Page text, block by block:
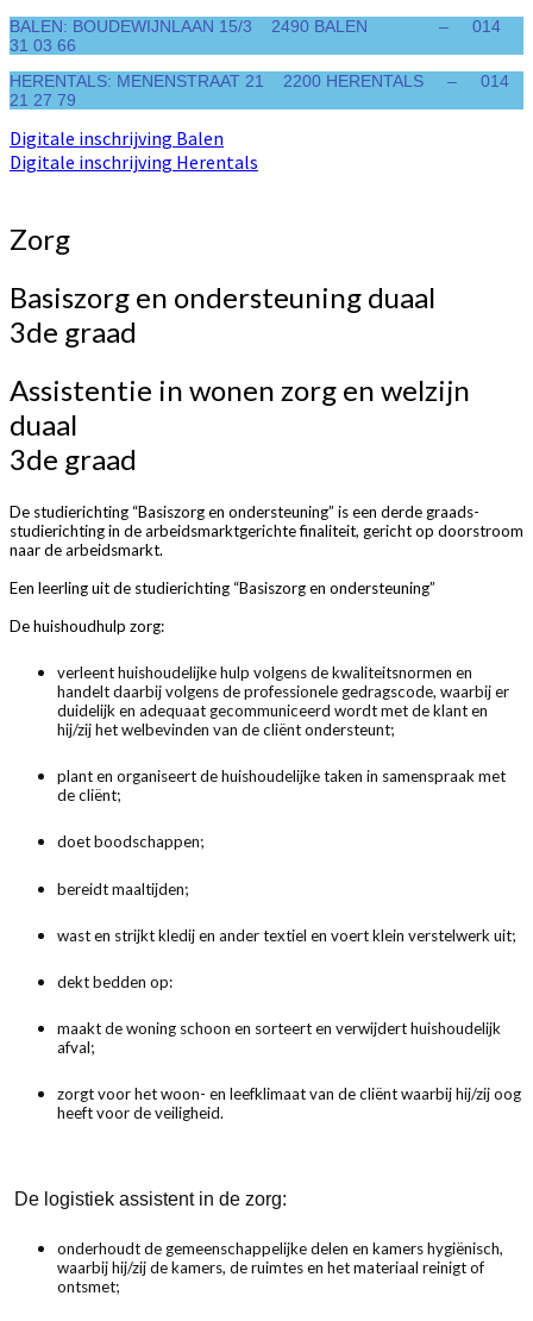
BALEN: BOUDEWIJNLAAN 15/3 2490 BALEN – 014
31 03 66
HERENTALS: MENENSTRAAT 21 2200 HERENTALS – 014
21 27 79
Digitale inschrijving Balen
Digitale inschrijving Herentals
Zorg
Basiszorg en ondersteuning duaal
3de graad
Assistentie in wonen zorg en welzijn
duaal
3de graad
De studierichting “Basiszorg en ondersteuning” is een derde graads-
studierichting in de arbeidsmarktgerichte finaliteit, gericht op doorstroom
naar de arbeidsmarkt.
Een leerling uit de studierichting “Basiszorg en ondersteuning”
De huishoudhulp zorg:
verleent huishoudelijke hulp volgens de kwaliteitsnormen en
handelt daarbij volgens de professionele gedragscode, waarbij er
duidelijk en adequaat gecommuniceerd wordt met de klant en
hij/zij het welbevinden van de cliënt ondersteunt;
plant en organiseert de huishoudelijke taken in samenspraak met
de cliënt;
doet boodschappen;
bereidt maaltijden;
wast en strijkt kledij en ander textiel en voert klein verstelwerk uit;
dekt bedden op:
maakt de woning schoon en sorteert en verwijdert huishoudelijk
afval;
zorgt voor het woon- en leefklimaat van de cliënt waarbij hij/zij oog
heeft voor de veiligheid.
De logistiek assistent in de zorg:
onderhoudt de gemeenschappelijke delen en kamers hygiënisch,
waarbij hij/zij de kamers, de ruimtes en het materiaal reinigt of
ontsmet;